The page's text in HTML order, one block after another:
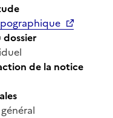
de la notice